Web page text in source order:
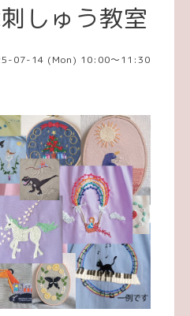
しゅう教室
07-14 (Mon) 10:00～11:30